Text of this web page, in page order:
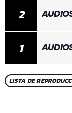
1
2
LISTA DE